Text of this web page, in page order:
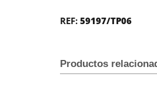
REF: 59197/TP06
Productos